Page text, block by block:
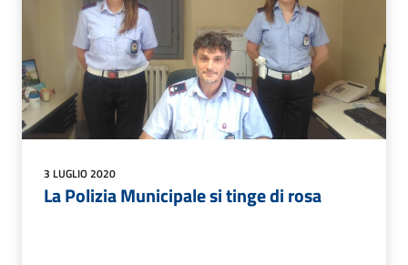
3 LUGLIO 2020
La Polizia Municipale si tinge di rosa